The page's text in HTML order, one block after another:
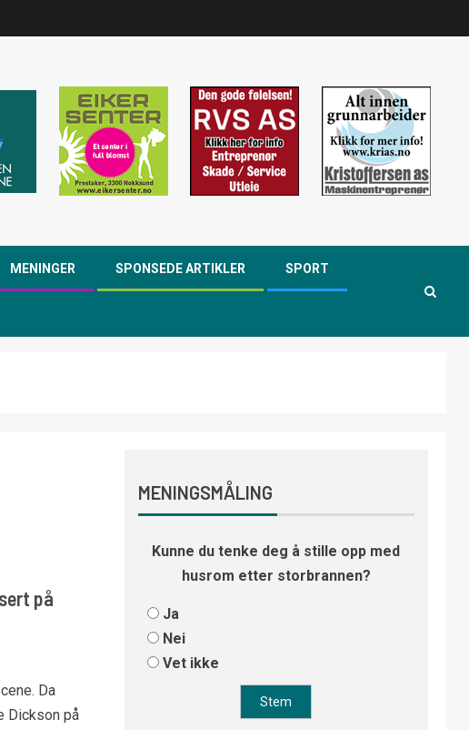
MENINGER SPONSEDE ARTIKLER SPORT
på
Da
Dickson på
MENINGSMÅLING
Kunne du tenke deg å stille opp med
husrom etter storbrannen?
Ja
Nei
Vet ikke